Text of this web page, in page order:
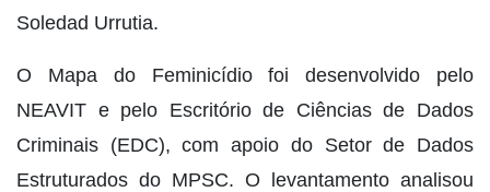
Soledad Urrutia.
O Mapa do Feminicídio foi desenvolvido pelo
NEAVIT e pelo Escritório de Ciências de Dados
Criminais (EDC), com apoio do Setor de Dados
Estruturados do MPSC. O levantamento analisou